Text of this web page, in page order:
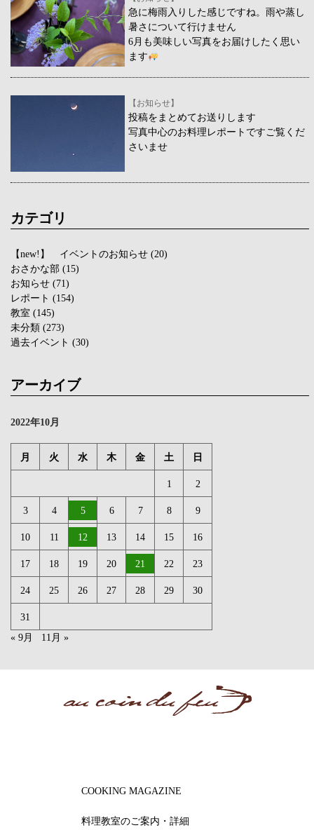
急に梅雨入りした感じですね。雨や蒸し
暑さについて行けません
6月も美味しい写真をお届けしたく思い
ます
【お知らせ】
投稿をまとめてお送りします
写真中心のお料理レポートですご覧くだ
さいませ
カテゴリ
【new!】 イベントのお知らせ (20)
おさかな部 (15)
お知らせ (71)
レポート (154)
教室 (145)
未分類 (273)
過去イベント (30)
アーカイブ
2022年10月
月 火 水 木 金 土 日
1 2
3 4 5 6 7 8 9
10 11 12 13 14 15 16
17 18 19 20 21 22 23
24 25 26 27 28 29 30
31
« 9月
11月 »
COOKING MAGAZINE
料理教室のご案内・詳細